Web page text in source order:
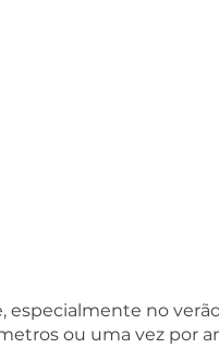
especialmente no
ou uma vez por